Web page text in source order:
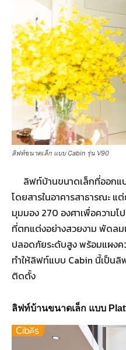
ลิฟท์ขนาดเล็ก แบบ Cabin รุ่น V90
ลิฟท์บ้านขนาดเล็กที่ออกแ
โดยสารในอาคารสาธารณะ
มุมมอง 270 องศาเพื่อความโ
ที่ตกแต่งอย่างสวยงาม พัดล
ปลอดภัยระดับสูง พร้อมแผง
ทำให้ลิฟท์แบบ Cabin นี้เป็นลิ
ติดตั้ง
ลิฟท์บ้านขนาดเล็ก แบบ